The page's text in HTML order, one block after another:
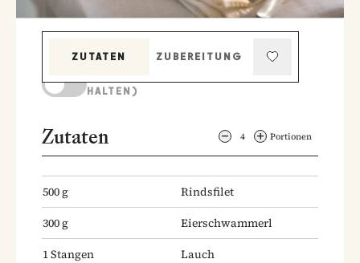
ZUTATEN
ZUBEREITUNG
HALTEN)
Zutaten 4 Portionen
500g
Rindsfilet
300g
Eierschwammerl
1Stangen
Lauch